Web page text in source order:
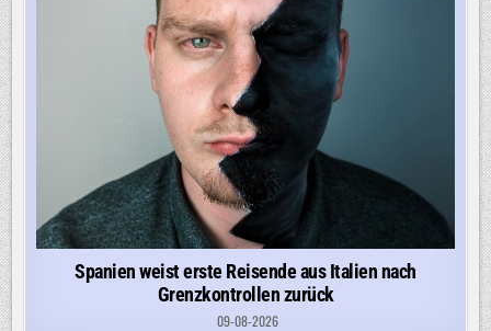
Spanien weist erste Reisende aus Italien nach
Grenzkontrollen zurück
09-08-2026